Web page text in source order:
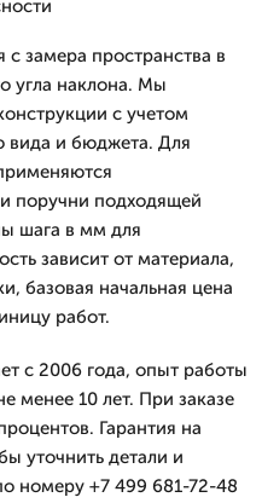
с замера пространства в
угла наклона. Мы
с учетом
вида и бюджета. Для
поручни подходящей
шага в мм для
зависит от материала,
базовая начальная цена
работ.
с 2006 года, опыт работы
менее 10 лет. При заказе
Гарантия на
уточнить детали и
номеру +7 499 681-72-48